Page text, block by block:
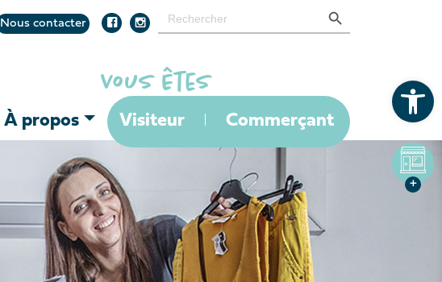
Ouvrir la barre d’outils
Nous contacter
for:
À propos Visiteur Commerçant